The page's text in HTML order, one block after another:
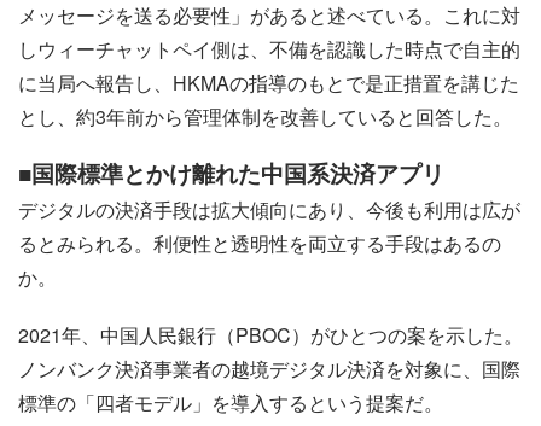
メッセージを送る必要性」があると述べている。これに対
しウィーチャットペイ側は、不備を認識した時点で自主的
に当局へ報告し、HKMAの指導のもとで是正措置を講じた
とし、約3年前から管理体制を改善していると回答した。
■国際標準とかけ離れた中国系決済アプリ
デジタルの決済手段は拡大傾向にあり、今後も利用は広が
るとみられる。利便性と透明性を両立する手段はあるの
か。
2021年、中国人民銀行（PBOC）がひとつの案を示した。
ノンバンク決済事業者の越境デジタル決済を対象に、国際
標準の「四者モデル」を導入するという提案だ。